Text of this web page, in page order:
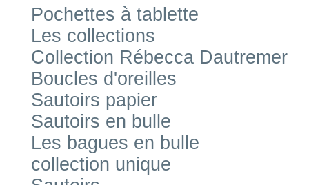
Pochettes à tablette
Les collections
Collection Rébecca Dautremer
Boucles d'oreilles
Sautoirs papier
Sautoirs en bulle
Les bagues en bulle
collection unique